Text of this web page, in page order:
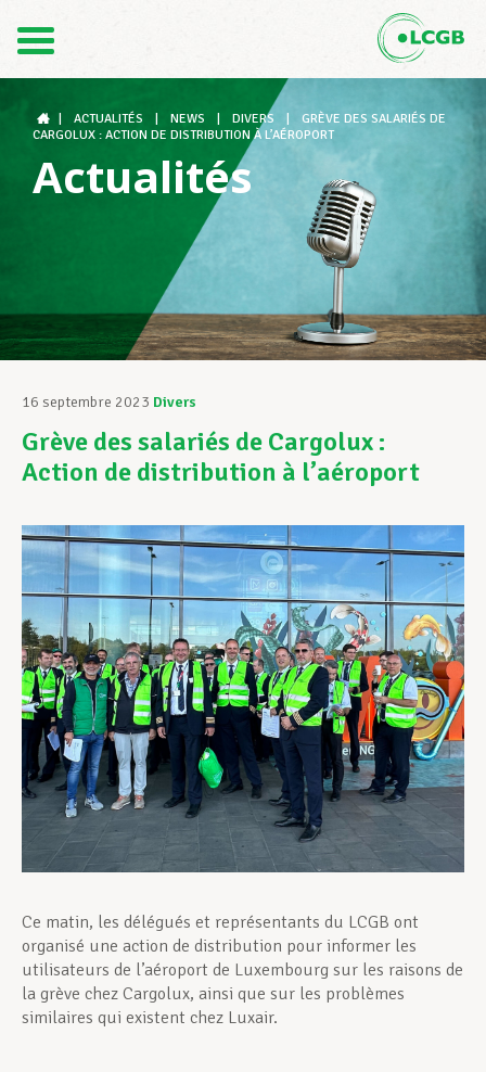
DE
Le LCGB
Structures syndicales
Assistance au Travail
Vos droits
Assistance en vie privée
Développement professionnel
Devenir Membre
Actualités
ACTUALITÉS NEWS DIVERS
GRÈVE DES SALARIÉS DE
CARGOLUX : ACTION DE DISTRIBUTION À L’AÉROPORT
Actualités
16 septembre 2023 Divers
Grève des salariés de Cargolux :
Action de distribution à l’aéroport
Ce matin, les délégués et représentants du LCGB ont
organisé une action de distribution pour informer les
utilisateurs de l’aéroport de Luxembourg sur les raisons de
la grève chez Cargolux, ainsi que sur les problèmes
similaires qui existent chez Luxair.